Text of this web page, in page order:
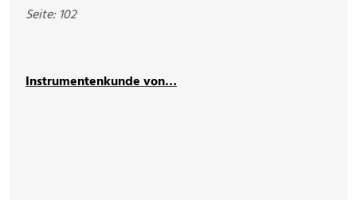
Seite: 102
Instrumentenkunde von…